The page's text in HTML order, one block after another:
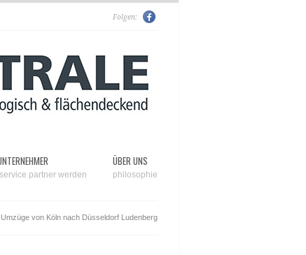
Folgen:
partner werden
ÜBER UNS
philosophie
von Köln nach Düsseldorf Ludenberg